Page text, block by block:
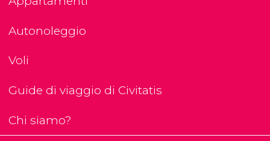
Autonoleggio
Voli
Guide di viaggio di Civitatis
Chi siamo?